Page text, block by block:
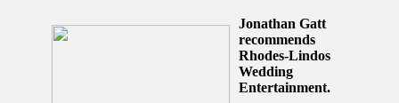
Jonathan Gatt
recommends
Rhodes-Lindos
Wedding
Entertainment.